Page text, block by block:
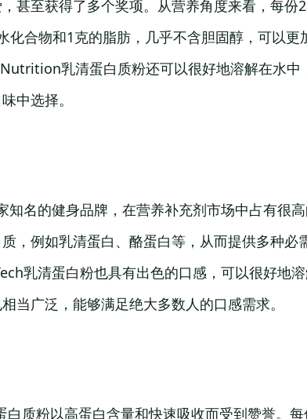
甚至获得了多个奖项。从营养角度来看，每份
化合物和1克的脂肪，几乎不含胆固醇，可以
乳清蛋白质粉还可以很好地溶解在水中
中选择。
知名的健身品牌，在营养补充剂市场中占有很
，例如乳清蛋白、酪蛋白等，从而提供多种必
乳清蛋白粉也具有出色的口感，可以很好地
当广泛，能够满足绝大多数人的口感需求。
质粉以高蛋白含量和快速吸收而受到赞誉。